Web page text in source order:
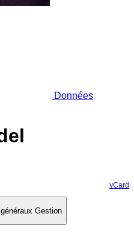
Données
vCard
Gestion